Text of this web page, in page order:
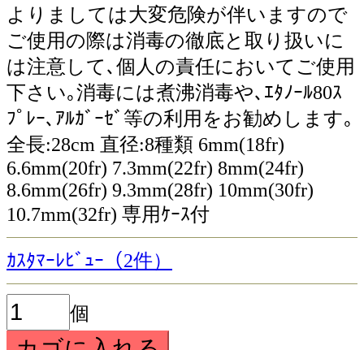
よりましては大変危険が伴いますので
ご使用の際は消毒の徹底と取り扱いに
は注意して､個人の責任においてご使用
下さい｡消毒には煮沸消毒や､ｴﾀﾉｰﾙ80ｽ
ﾌﾟﾚｰ､ｱﾙｶﾞｰｾﾞ等の利用をお勧めします｡
全長:28cm 直径:8種類 6mm(18fr)
6.6mm(20fr) 7.3mm(22fr) 8mm(24fr)
8.6mm(26fr) 9.3mm(28fr) 10mm(30fr)
10.7mm(32fr) 専用ｹｰｽ付
ｶｽﾀﾏｰﾚﾋﾞｭｰ（2件）
個